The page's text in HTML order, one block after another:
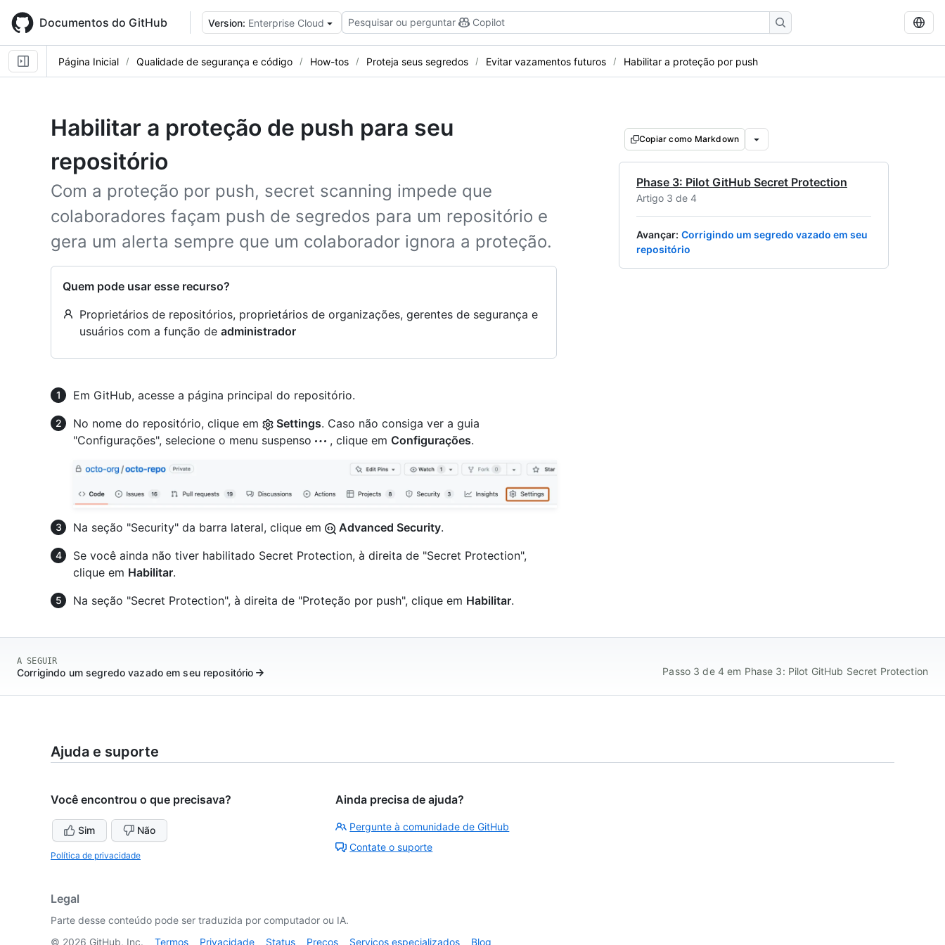
main
content
Documentos do GitHub Version: Enterprise Cloud Pesquisar ou perguntar Copilot
Página Inicial Qualidade de segurança e código How-tos Proteja seus segredos Evitar vazamentos futuros Habilitar a proteção por push
Habilitar a proteção de push para seu
repositório
Com a proteção por push, secret scanning impede que
colaboradores façam push de segredos para um repositório e
gera um alerta sempre que um colaborador ignora a proteção.
Quem pode usar esse recurso?
Proprietários de repositórios, proprietários de organizações, gerentes de segurança e
usuários com a função de administrador
Copiar como Markdown
Phase 3: Pilot GitHub Secret Protection
Artigo 3 de 4
Avançar: Corrigindo um segredo vazado em seu
repositório
Em GitHub, acesse a página principal do repositório.
No nome do repositório, clique em
Settings. Caso não consiga ver a guia
"Configurações", selecione o menu suspenso
, clique em Configurações.
Na seção "Security" da barra lateral, clique em Advanced Security.
Se você ainda não tiver habilitado Secret Protection, à direita de "Secret Protection",
clique em Habilitar.
Na seção "Secret Protection", à direita de "Proteção por push", clique em Habilitar.
A SEGUIR
Corrigindo um segredo vazado em seu repositório Passo 3 de 4 em Phase 3: Pilot GitHub Secret Protection
Ajuda e suporte
Você encontrou o que precisava?
Sim Não
Política de privacidade
Ainda precisa de ajuda?
Pergunte à comunidade de GitHub
Contate o suporte
Legal
Parte desse conteúdo pode ser traduzida por computador ou IA.
© 2026 GitHub, Inc. Termos Privacidade Status Preços Serviços especializados Blog